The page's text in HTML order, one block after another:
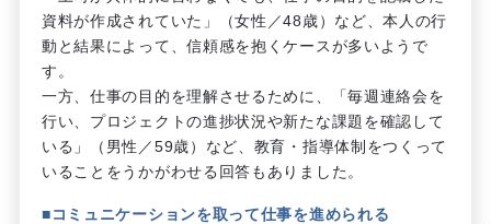
資料が作成されていた」（女性／48歳）など、本人の行
動と結果によって、信頼感を抱くケースが多いようで
す。
一方、仕事の目的を理解させるために、「毎週連絡会を
行い、プロジェクトの進捗状況や新たな課題を確認して
いる」（男性／59歳）など、教育・指導体制をつくって
いることをうかがわせる回答もありました。
■コミュニケーションを取って仕事を進められる